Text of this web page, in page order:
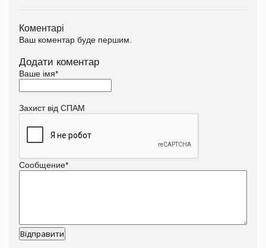
Коментарі
Ваш коментар буде першим.
Додати коментар
Ваше імя*
Захист від СПАМ
Сообщение*